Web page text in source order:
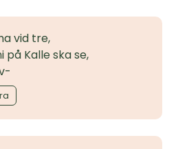
vid tre,
på Kalle ska se,